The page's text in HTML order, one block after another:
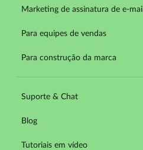
Marketing de assinatura de e-mail
Para equipes de vendas
Para construção da marca
Suporte & Chat
Blog
Tutoriais em vídeo